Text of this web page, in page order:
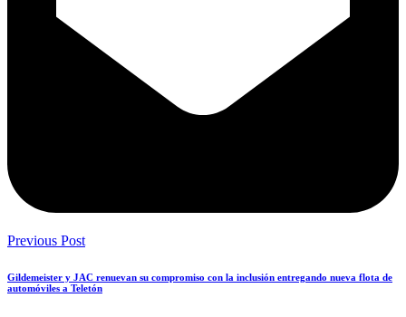
Previous Post
Gildemeister y JAC renuevan su compromiso con la inclusión entregando nueva flota de
automóviles a Teletón